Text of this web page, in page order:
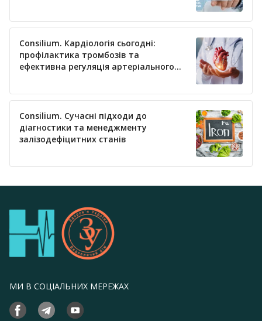
Consilium. Кардіологія сьогодні:
профілактика тромбозів та
ефективна регуляція артеріального
Consilium. Сучасні підходи до
діагностики та менеджменту
залізодефіцитних станів
МИ В СОЦІАЛЬНИХ МЕРЕЖАХ